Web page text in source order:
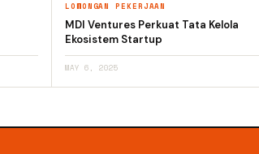
LOWONGAN PEKERJAAN
MDI Ventures Perkuat Tata Kelola
Ekosistem Startup
MAY 6, 2025